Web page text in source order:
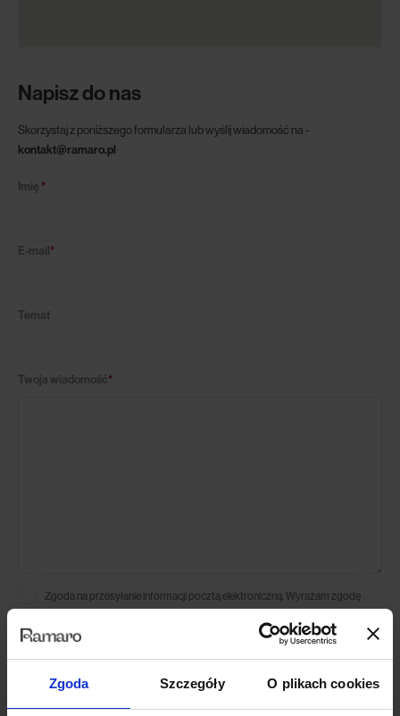
Zgoda Szczegóły O plikach cookies
Napisz do nas
Skorzystaj z poniższego formularza lub wyślij wiadomość na -
kontakt@ramaro.pl
Imię *
E-mail*
Temat
Twoja wiadomość*
Zgoda na przesyłanie informacji pocztą elektroniczną. Wyrażam zgodę
Wyrażam zgodę na przetwarzanie moich danych osobowych w postaci
podanego przeze mnie n...Pokaż więcej